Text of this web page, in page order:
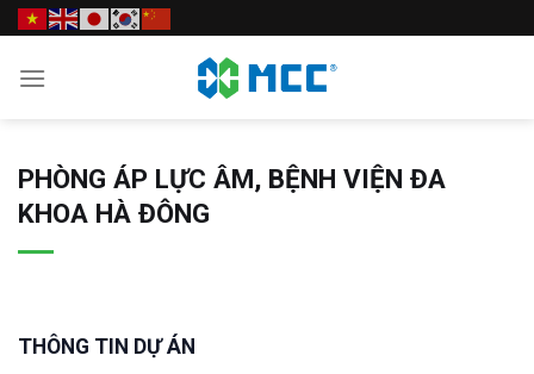
Skip
to
content
PHÒNG ÁP LỰC ÂM, BỆNH VIỆN ĐA
KHOA HÀ ĐÔNG
THÔNG TIN DỰ ÁN